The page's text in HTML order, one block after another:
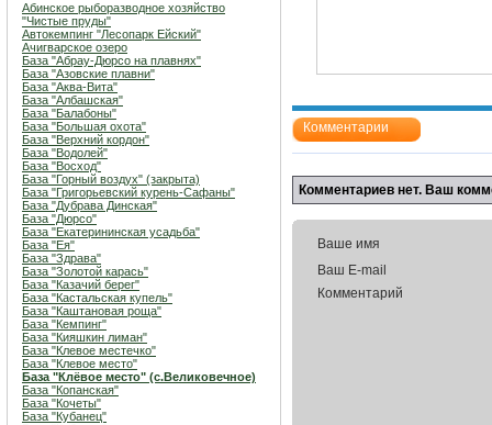
Абинское рыборазводное хозяйство
"Чистые пруды"
Автокемпинг "Лесопарк Ейский"
Ачигварское озеро
База "Абрау-Дюрсо на плавнях"
База "Азовские плавни"
База "Аква-Вита"
База "Албашская"
База "Балабоны"
База "Большая охота"
База "Верхний кордон"
База "Водолей"
База "Восход"
База "Горный воздух" (закрыта)
База "Григорьевский курень-Сафаны"
База "Дубрава Динская"
База "Дюрсо"
База "Екатерининская усадьба"
База "Ея"
База "Здрава"
База "Золотой карась"
База "Казачий берег"
База "Кастальская купель"
База "Каштановая роща"
База "Кемпинг"
База "Кияшкин лиман"
База "Клевое местечко"
База "Клевое место"
База "Клёвое место" (с.Великовечное)
База "Копанская"
База "Кочеты"
База "Кубанец"
Комментарии
Комментариев нет. Ваш
Ваше имя
Ваш E-mail
Комментарий